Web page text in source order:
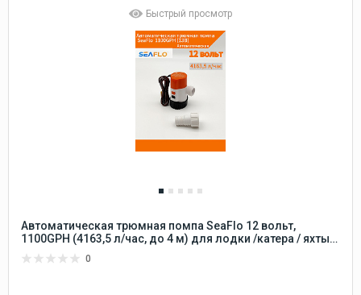
Быстрый просмотр
Автоматическая трюмная помпа SeaFlo 12 вольт,
1100GPH (4163,5 л/час, до 4 м) для лодки /катера / яхты
электрический 12 В осушительный для откачки воды на
0